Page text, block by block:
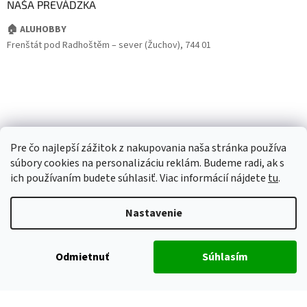
Pre čo najlepší zážitok z nakupovania naša stránka používa
súbory cookies na personalizáciu reklám. Budeme radi, ak s
ich používaním budete súhlasiť. Viac informácií nájdete tu.
Nastavenie
Odmietnuť Súhlasím
NAŠA PREVÁDZKA
🏠 ALUHOBBY
Frenštát pod Radhoštěm – sever (Žuchov), 744 01